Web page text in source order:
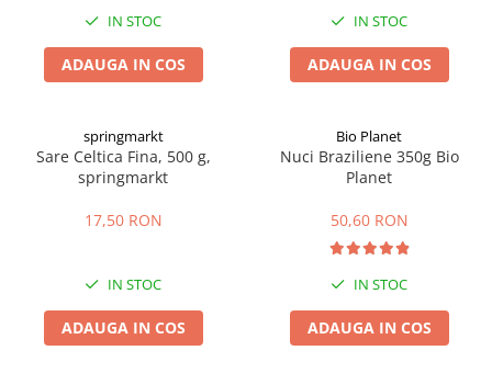
Produse pentru Ea
Produse pentru sportivi
Suplimente fitness
Batoane proteice
Pentru antrenament
Mama si copilul
Sarcina si alaptare
Atelierul de cafea si ceaiuri
Ceaiuri simple
Ceaiuri medicinale compuse
Ceaiuri Maté
Cafea verde
Alte produse din Cocos
IN STOC
ADAUGA IN COS
IN STOC
ADAUGA IN COS
springmarkt
Sare Celtica Fina, 500 g,
springmarkt
17,50 RON
IN STOC
ADAUGA IN COS
Bio Planet
Nuci Braziliene 350g Bio
Planet
50,60 RON
IN STOC
ADAUGA IN COS